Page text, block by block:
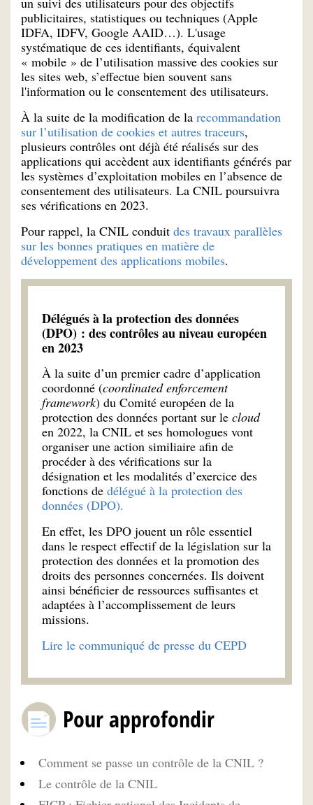
publicitaires, statistiques ou techniques (Apple
IDFA, IDFV, Google AAID…). L'usage
systématique de ces identifiants, équivalent
« mobile » de l’utilisation massive des cookies sur
les sites web, s’effectue bien souvent sans
l'information ou le consentement des utilisateurs.
À la suite de la modification de la recommandation
sur l’utilisation de cookies et autres traceurs,
plusieurs contrôles ont déjà été réalisés sur des
applications qui accèdent aux identifiants générés par
les systèmes d’exploitation mobiles en l’absence de
consentement des utilisateurs. La CNIL poursuivra
ses vérifications en 2023.
Pour rappel, la CNIL conduit des travaux parallèles
sur les bonnes pratiques en matière de
développement des applications mobiles.
Délégués à la protection des données
(DPO) : des contrôles au niveau européen
en 2023
À la suite d’un premier cadre d’application
coordonné (coordinated enforcement
framework) du Comité européen de la
protection des données portant sur le cloud
en 2022, la CNIL et ses homologues vont
organiser une action similiaire afin de
procéder à des vérifications sur la
désignation et les modalités d’exercice des
fonctions de délégué à la protection des
données (DPO).
En effet, les DPO jouent un rôle essentiel
dans le respect effectif de la législation sur la
protection des données et la promotion des
droits des personnes concernées. Ils doivent
ainsi bénéficier de ressources suffisantes et
adaptées à l’accomplissement de leurs
missions.
Lire le communiqué de presse du CEPD
Pour approfondir
Comment se passe un contrôle de la CNIL ?
Le contrôle de la CNIL